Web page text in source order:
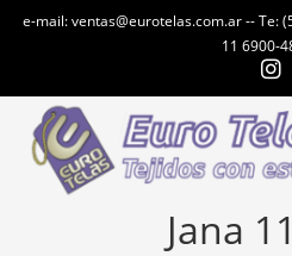
e-mail: ventas@eurotelas.com.ar -- Te:
11 6900-
Jana